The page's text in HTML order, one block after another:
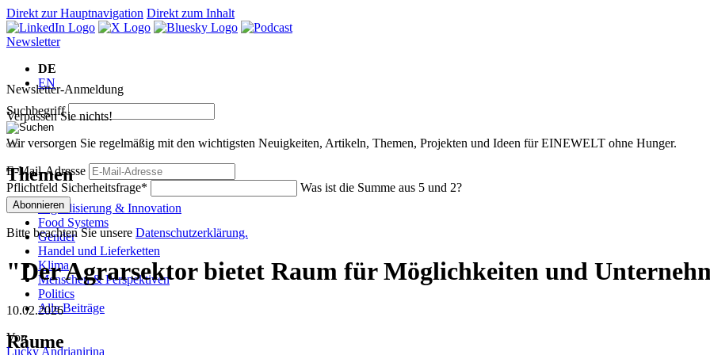
Direkt zur Hauptnavigation Direkt zum Inhalt
Newsletter
DE
EN
Suchbegriff
Themen
Digitalisierung & Innovation
Food Systems
Gender
Handel und Lieferketten
Klima
Menschen & Perspektiven
Politics
Alle Beiträge
Räume
Newsletter-Anmeldung
Verpassen Sie nichts!
Wir versorgen Sie regelmäßig mit den wichtigsten Neuigkeiten, Artikeln, Themen, Projekten und Ideen für EINEWELT ohne Hunger.
E-Mail-Adresse
Pflichtfeld Sicherheitsfrage* Was ist die Summe aus 5 und 2?
Abonnieren
Bitte beachten Sie unsere Datenschutzerklärung.
"Der Agrarsektor bietet Raum für Möglichkeiten und
10.02.2026
Von
Lucky Andrianirina